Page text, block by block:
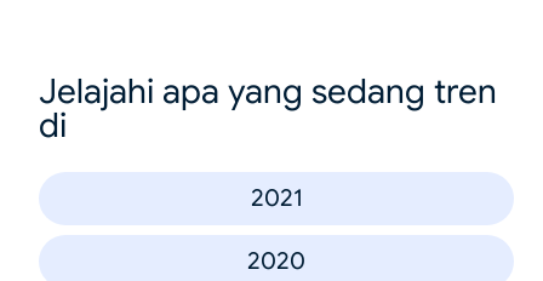
Jelajahi apa yang sedang tren
di
2021
2020